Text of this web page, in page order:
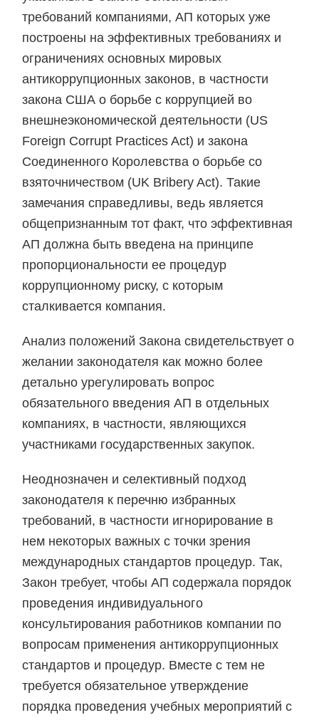
требований компаниями, АП которых уже
построены на эффективных требованиях и
ограничениях основных мировых
антикоррупционных законов, в частности
закона США о борьбе с коррупцией во
внешнеэкономической деятельности (US
Foreign Corrupt Practices Act) и закона
Соединенного Королевства о борьбе со
взяточничеством (UK Bribery Act). Такие
замечания справедливы, ведь является
общепризнанным тот факт, что эффективная
АП должна быть введена на принципе
пропорциональности ее процедур
коррупционному риску, с которым
сталкивается компания.
Анализ положений Закона свидетельствует о
желании законодателя как можно более
детально урегулировать вопрос
обязательного введения АП в отдельных
компаниях, в частности, являющихся
участниками государственных закупок.
Неоднозначен и селективный подход
законодателя к перечню избранных
требований, в частности игнорирование в
нем некоторых важных с точки зрения
международных стандартов процедур. Так,
Закон требует, чтобы АП содержала порядок
проведения индивидуального
консультирования работников компании по
вопросам применения антикоррупционных
стандартов и процедур. Вместе с тем не
требуется обязательное утверждение
порядка проведения учебных мероприятий с